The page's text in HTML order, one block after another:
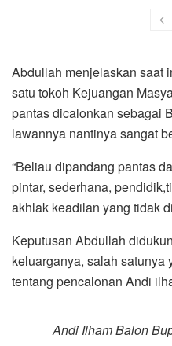
Abdullah menjelaskan saat
satu tokoh Kejuangan
pantas dicalonkan sebagai
lawannya nantinya sangat
“Beliau dipandang pantas
pintar, sederhana,
akhlak keadilan yang tidak
Keputusan Abdullah
keluarganya, salah satunya
tentang pencalonan Andi
Andi Ilham Balon